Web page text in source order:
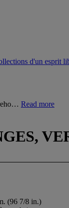
d'un esprit
Read more
(96 7/8 in.)